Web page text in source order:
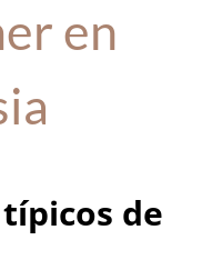
en
de